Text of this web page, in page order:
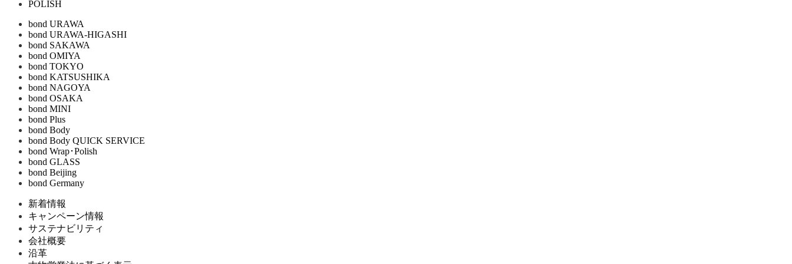
POLISH
bond URAWA
bond URAWA-HIGASHI
bond SAKAWA
bond OMIYA
bond TOKYO
bond KATSUSHIKA
bond NAGOYA
bond OSAKA
bond MINI
bond Plus
bond Body
bond Body QUICK SERVICE
bond Wrap･Polish
bond GLASS
bond Beijing
bond Germany
新着情報
キャンペーン情報
サステナビリティ
会社概要
沿革